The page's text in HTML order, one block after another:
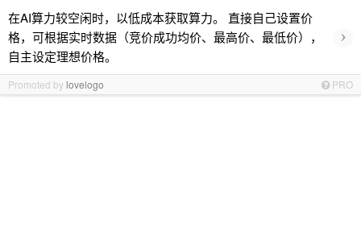
在AI算力较空闲时，以低成本获取算力。 直接自己设置价
格，可根据实时数据（竞价成功均价、最高价、最低价），
自主设定理想价格。
›
Promoted bylovelogo PRO